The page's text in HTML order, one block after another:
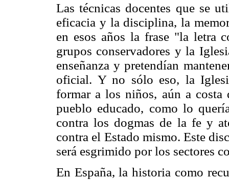
Las técnicas docentes que se
eficacia y la disciplina, la
en esos años la frase "la letra
grupos conservadores y la
enseñanza y pretendían
oficial. Y no sólo eso, la
formar a los niños, aún a
pueblo educado, como lo
contra los dogmas de la fe y
contra el Estado mismo. Este
será esgrimido por los sectores
En España, la historia como